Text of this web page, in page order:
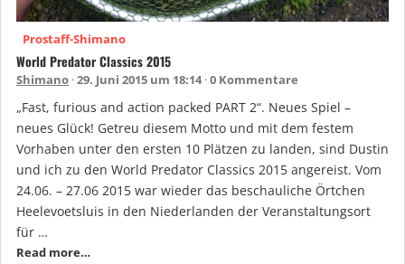
Prostaff-Shimano
World Predator Classics 2015
Shimano 29. Juni 2015 um 18:14 0 Kommentare
„Fast, furious and action packed PART 2“. Neues Spiel –
neues Glück! Getreu diesem Motto und mit dem festem
Vorhaben unter den ersten 10 Plätzen zu landen, sind Dustin
und ich zu den World Predator Classics 2015 angereist. Vom
24.06. – 27.06 2015 war wieder das beschauliche Örtchen
Heelevoetsluis in den Niederlanden der Veranstaltungsort
für …
Read more…